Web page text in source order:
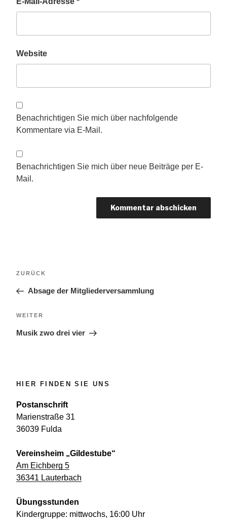
Website
Benachrichtigen Sie mich über nachfolgende
Kommentare via E-Mail.
Benachrichtigen Sie mich über neue Beiträge per E-
Mail.
Vorheriger
ZURÜCK
Absage der Mitgliederversammlung
Nächster
WEITER
Musik zwo drei vier
HIER FINDEN SIE UNS
Postanschrift
Marienstraße 31
36039 Fulda
Vereinsheim „Gildestube“
Am Eichberg 5
36341 Lauterbach
Übungsstunden
Kindergruppe: mittwochs, 16:00 Uhr